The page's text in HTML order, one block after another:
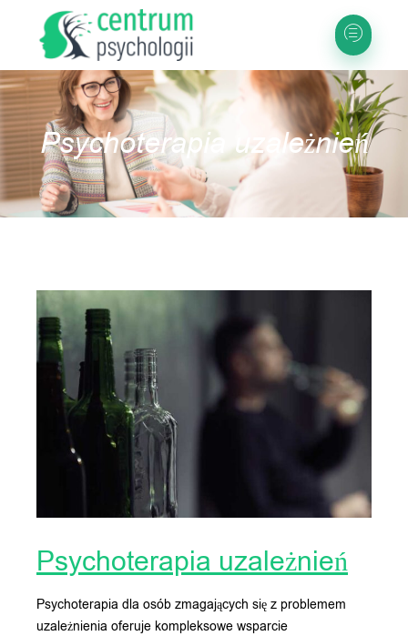
Psychoterapia uzależnień
Psychoterapia uzależnień
Psychoterapia dla osób zmagających się z problemem
uzależnienia oferuje kompleksowe wsparcie